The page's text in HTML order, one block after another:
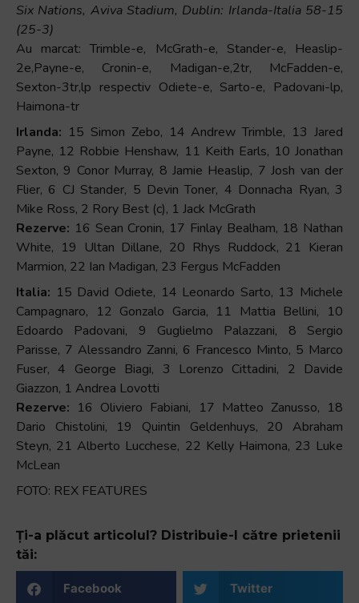
Six Nations, Aviva Stadium, Dublin: Irlanda-Italia 58-15
(25-3)
Au marcat: Trimble-e, McGrath-e, Stander-e, Heaslip-
2e,Payne-e, Cronin-e, Madigan-e,2tr, McFadden-e,
Sexton-3tr,lp respectiv Odiete-e, Sarto-e, Padovani-lp,
Haimona-tr
Irlanda: 15 Simon Zebo, 14 Andrew Trimble, 13 Jared
Payne, 12 Robbie Henshaw, 11 Keith Earls, 10 Jonathan
Sexton, 9 Conor Murray, 8 Jamie Heaslip, 7 Josh van der
Flier, 6 CJ Stander, 5 Devin Toner, 4 Donnacha Ryan, 3
Mike Ross, 2 Rory Best (c), 1 Jack McGrath
Rezerve: 16 Sean Cronin, 17 Finlay Bealham, 18 Nathan
White, 19 Ultan Dillane, 20 Rhys Ruddock, 21 Kieran
Marmion, 22 Ian Madigan, 23 Fergus McFadden
Italia: 15 David Odiete, 14 Leonardo Sarto, 13 Michele
Campagnaro, 12 Gonzalo Garcia, 11 Mattia Bellini, 10
Edoardo Padovani, 9 Guglielmo Palazzani, 8 Sergio
Parisse, 7 Alessandro Zanni, 6 Francesco Minto, 5 Marco
Fuser, 4 George Biagi, 3 Lorenzo Cittadini, 2 Davide
Giazzon, 1 Andrea Lovotti
Rezerve: 16 Oliviero Fabiani, 17 Matteo Zanusso, 18
Dario Chistolini, 19 Quintin Geldenhuys, 20 Abraham
Steyn, 21 Alberto Lucchese, 22 Kelly Haimona, 23 Luke
McLean
FOTO: REX FEATURES
Ți-a plăcut articolul? Distribuie-l către prietenii
tăi:
Facebook Twitter